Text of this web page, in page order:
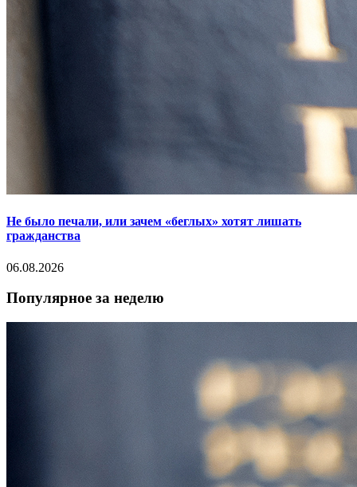
Не было печали, или зачем «беглых» хотят лишать
гражданства
06.08.2026
Популярное за неделю